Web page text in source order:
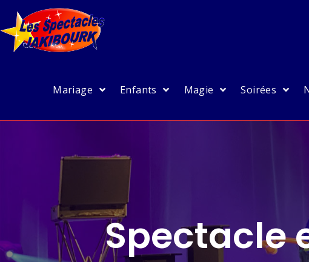
Mariage Enfants Magie Soirées
Spectacle